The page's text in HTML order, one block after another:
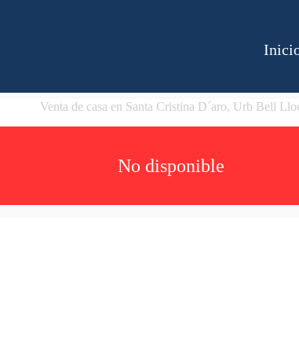
Venta de casa en Santa Cristina D´aro, Urb Bell
No disponible